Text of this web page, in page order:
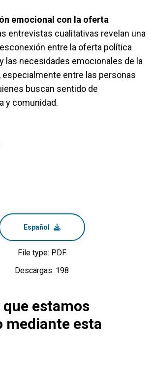
emocional con la oferta
entrevistas cualitativas revelan una
entre la oferta política
las necesidades emocionales de la
especialmente entre las personas
buscan sentido de
y comunidad.
Español
File type: PDF
Descargas: 198
estamos
mediante esta